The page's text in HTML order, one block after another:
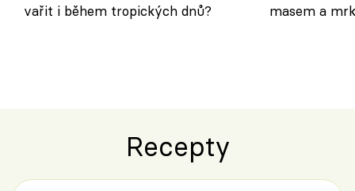
vařit i během tropických dnů?
masem a
Recepty